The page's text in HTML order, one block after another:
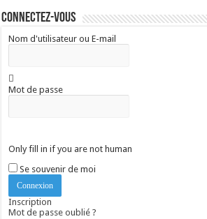
Connectez-vous
Nom d'utilisateur ou E-mail
Mot de passe
Only fill in if you are not human
Se souvenir de moi
Inscription
Mot de passe oublié ?